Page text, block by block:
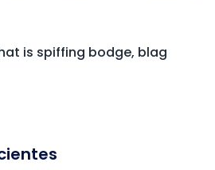
is spiffing bodge, blag